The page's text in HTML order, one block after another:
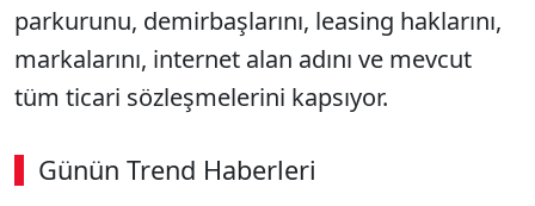
parkurunu, demirbaşlarını, leasing haklarını,
markalarını, internet alan adını ve mevcut
tüm ticari sözleşmelerini kapsıyor.
Günün Trend Haberleri
00:02 / 06:57